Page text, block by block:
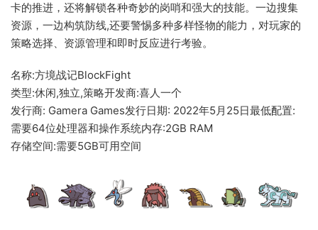
卡的推进，还将解锁各种奇妙的岗哨和强大的技能。一边搜集
资源，一边构筑防线,还要警惕多种多样怪物的能力，对玩家的
策略选择、资源管理和即时反应进行考验。
名称:方境战记BlockFight
类型:休闲,独立,策略开发商:喜人一个
发行商: Gamera Games发行日期: 2022年5月25日最低配置:
需要64位处理器和操作系统内存:2GB RAM
存储空间:需要5GB可用空间